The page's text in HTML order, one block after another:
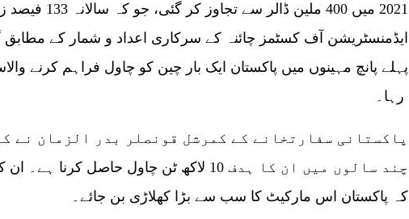
2021 میں 400 ملین ڈالر
ایڈمنسٹریشن آف کسٹمز چائنہ کے سرکاری اعداد و شمار کے
پہلے پانچ مہینوں میں پاکستان ایک بار چین کو چاول فراہم کرنے
پاکستانی سفارتخانے کے کمرشل قونصلر بدر الزمان نے
چند سالوں میں ان کا ہدف 10 لاکھ ٹن چاول حاصل
کہ پاکستان اس مارکیٹ کا سب سے بڑا کھلاڑی بن جائے۔